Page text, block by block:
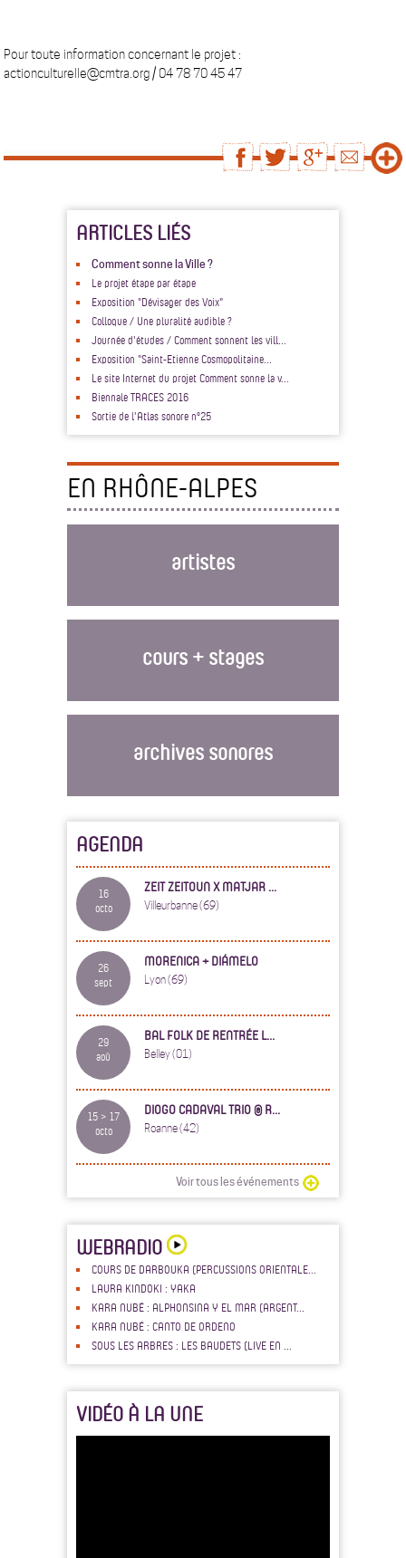
Pour toute information concernant le projet :
actionculturelle@cmtra.org / 04 78 70 45 47
ARTICLES LIÉS
Comment sonne la Ville ?
Le projet étape par étape
Exposition "Dévisager des Voix"
Colloque / Une pluralité audible ?
Journée d'études / Comment sonnent les vill...
Exposition "Saint-Etienne Cosmopolitaine...
Le site Internet du projet Comment sonne la v...
Biennale TRACES 2016
Sortie de l'Atlas sonore n°25
EN RHÔNE-ALPES
artistes
cours + stages
archives sonores
AGENDA
16
octo
ZEIT ZEITOUN X MATJAR ...
Villeurbanne (69)
26
sept
MORENICA + DIÁMELO
Lyon (69)
29
aoû
BAL FOLK DE RENTRÉE L...
Belley (01)
15 > 17
octo
DIOGO CADAVAL TRIO @ R...
Roanne (42)
Voir tous les événements
WEBRADIO
COURS DE DARBOUKA (PERCUSSIONS ORIENTALE...
LAURA KINDOKI : YAKA
KARA NUBÉ : ALPHONSINA Y EL MAR (ARGENT...
KARA NUBÉ : CANTO DE ORDENO
SOUS LES ARBRES : LES BAUDETS (LIVE EN ...
VIDÉO À LA UNE